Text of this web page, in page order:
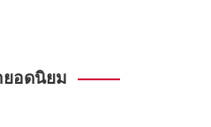
อดนิยม